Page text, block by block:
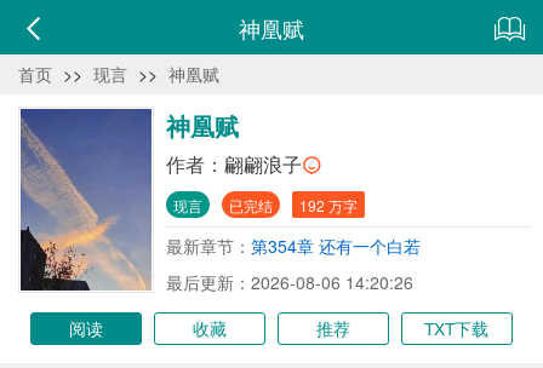
神凰赋
首页 >> 现言 >> 神凰赋
神凰赋
作者： 翩翩浪子
现言 已完结 192 万字
最新章节： 第354章 还有一个白若
最后更新：2026-08-06 14:20:26
阅读
收藏 推荐 TXT下载